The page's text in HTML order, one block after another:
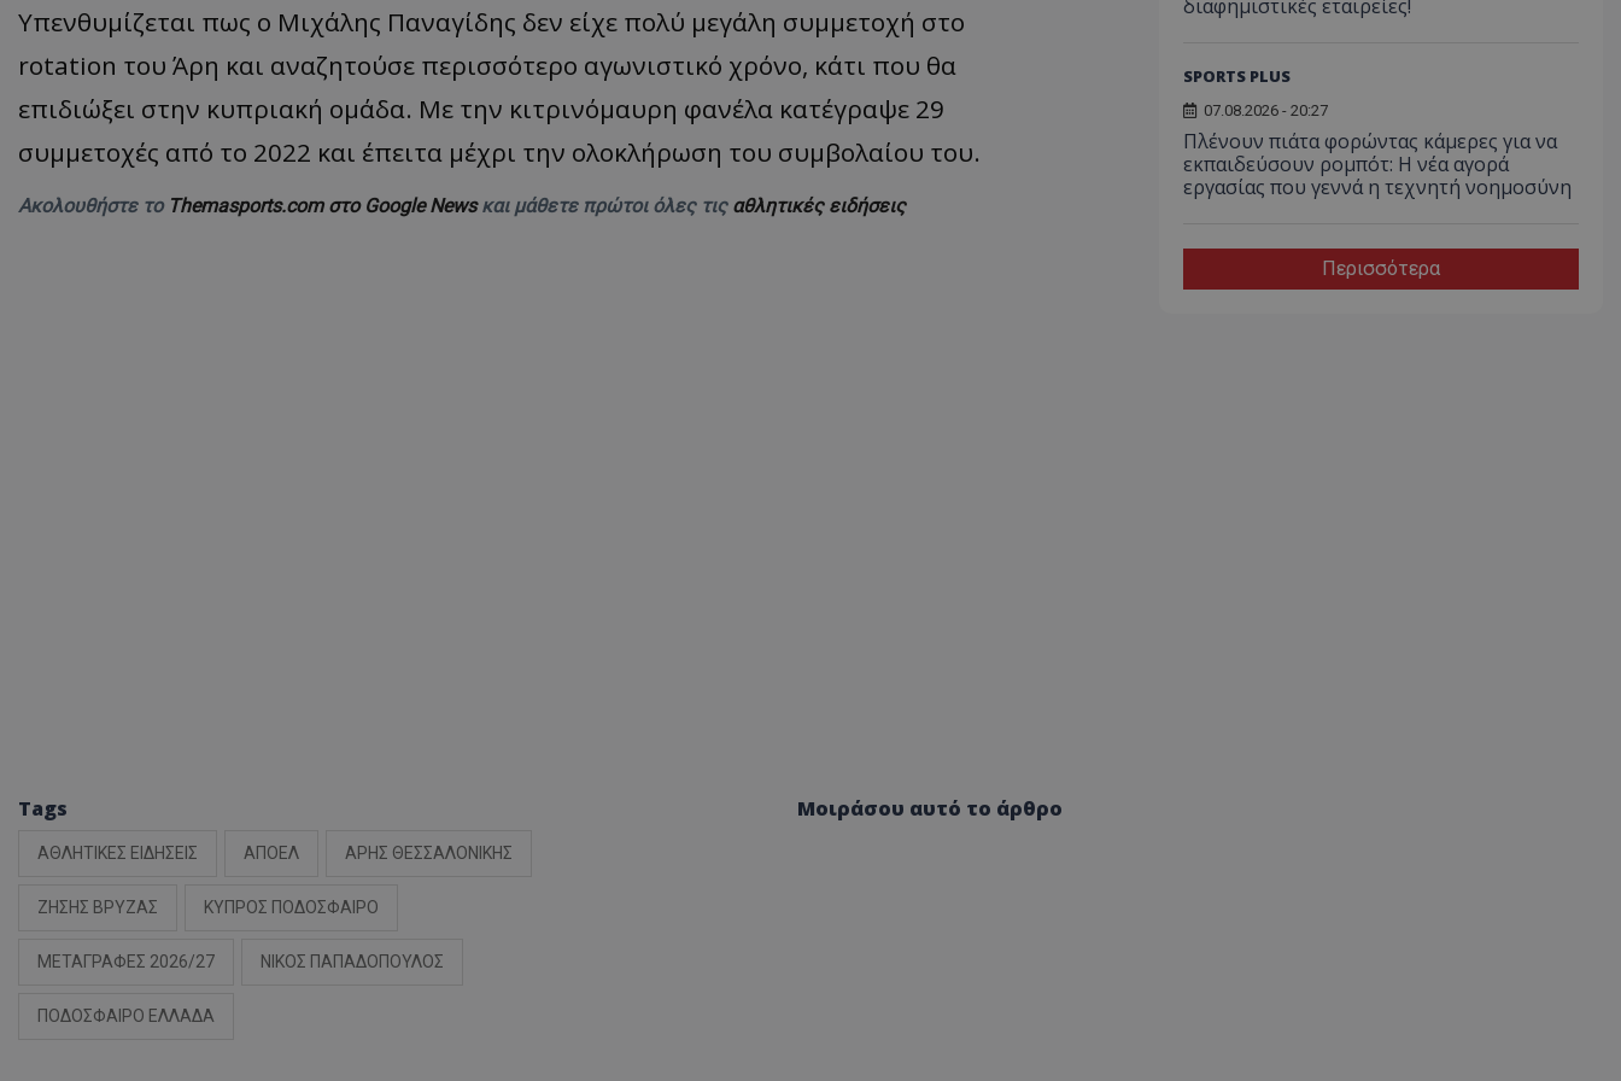
Υπενθυμίζεται πως ο Μιχάλης Παναγίδης δεν είχε πολύ μεγάλη συμμετοχή στο
rotation του Άρη και αναζητούσε περισσότερο αγωνιστικό χρόνο, κάτι που θα
επιδιώξει στην κυπριακή ομάδα. Με την κιτρινόμαυρη φανέλα κατέγραψε 29
συμμετοχές από το 2022 και έπειτα μέχρι την ολοκλήρωση του συμβολαίου του.
Ακολουθήστε το Themasports.com στο Google Newsκαι μάθετε πρώτοι όλες τις αθλητικές ειδήσεις
Tags
ΑΘΛΗΤΙΚΕΣ ΕΙΔΗΣΕΙΣ ΑΠΟΕΛ ΑΡΗΣ ΘΕΣΣΑΛΟΝΙΚΗΣ
ΖΗΣΗΣ ΒΡΥΖΑΣ ΚΥΠΡΟΣ ΠΟΔΟΣΦΑΙΡΟ
ΜΕΤΑΓΡΑΦΕΣ 2026/27 ΝΙΚΟΣ ΠΑΠΑΔΟΠΟΥΛΟΣ
ΠΟΔΟΣΦΑΙΡΟ ΕΛΛΑΔΑ
Μοιράσου αυτό το άρθρο
διαφημιστικές εταιρείες!
SPORTS PLUS
07.08.2026 - 20:27
Πλένουν πιάτα φορώντας κάμερες για να
εκπαιδεύσουν ρομπότ: Η νέα αγορά
εργασίας που γεννά η τεχνητή νοημοσύνη
Περισσότερα